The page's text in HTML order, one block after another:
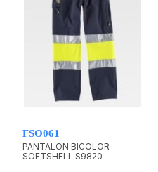
FSO061
PANTALON BICOLOR
SOFTSHELL S9820